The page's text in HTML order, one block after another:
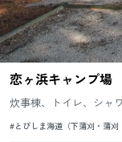
恋ヶ浜キャンプ場
炊事棟、トイレ、シャ
#とびしま海道（下蒲刈・蒲刈